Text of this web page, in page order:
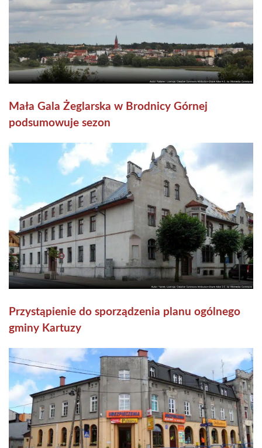
Mała Gala Żeglarska w Brodnicy Górnej
podsumowuje sezon
Przystąpienie do sporządzenia planu ogólnego
gminy Kartuzy